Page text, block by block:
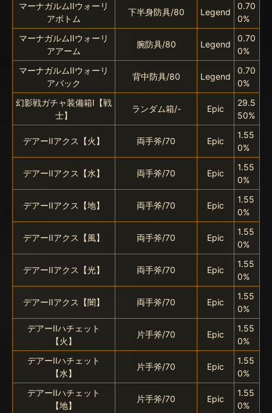
マーナガルムIIウォーリ
アボトム
下半身防具/80 Legend
0.70
0%
マーナガルムIIウォーリ
アアーム
腕防具/80 Legend
0.70
0%
マーナガルムIIウォーリ
アバック
背中防具/80 Legend
0.70
0%
幻影戦ガチャ装備箱I【戦
士】
ランダム箱/- Epic
29.5
50%
デアーIIアクス【火】 両手斧/70 Epic
1.55
0%
デアーIIアクス【水】 両手斧/70 Epic
1.55
0%
デアーIIアクス【地】 両手斧/70 Epic
1.55
0%
デアーIIアクス【風】 両手斧/70 Epic
1.55
0%
デアーIIアクス【光】 両手斧/70 Epic
1.55
0%
デアーIIアクス【闇】 両手斧/70 Epic
1.55
0%
デアーIIハチェット
【火】
片手斧/70 Epic
1.55
0%
デアーIIハチェット
【水】
片手斧/70 Epic
1.55
0%
デアーIIハチェット
【地】
片手斧/70 Epic
1.55
0%